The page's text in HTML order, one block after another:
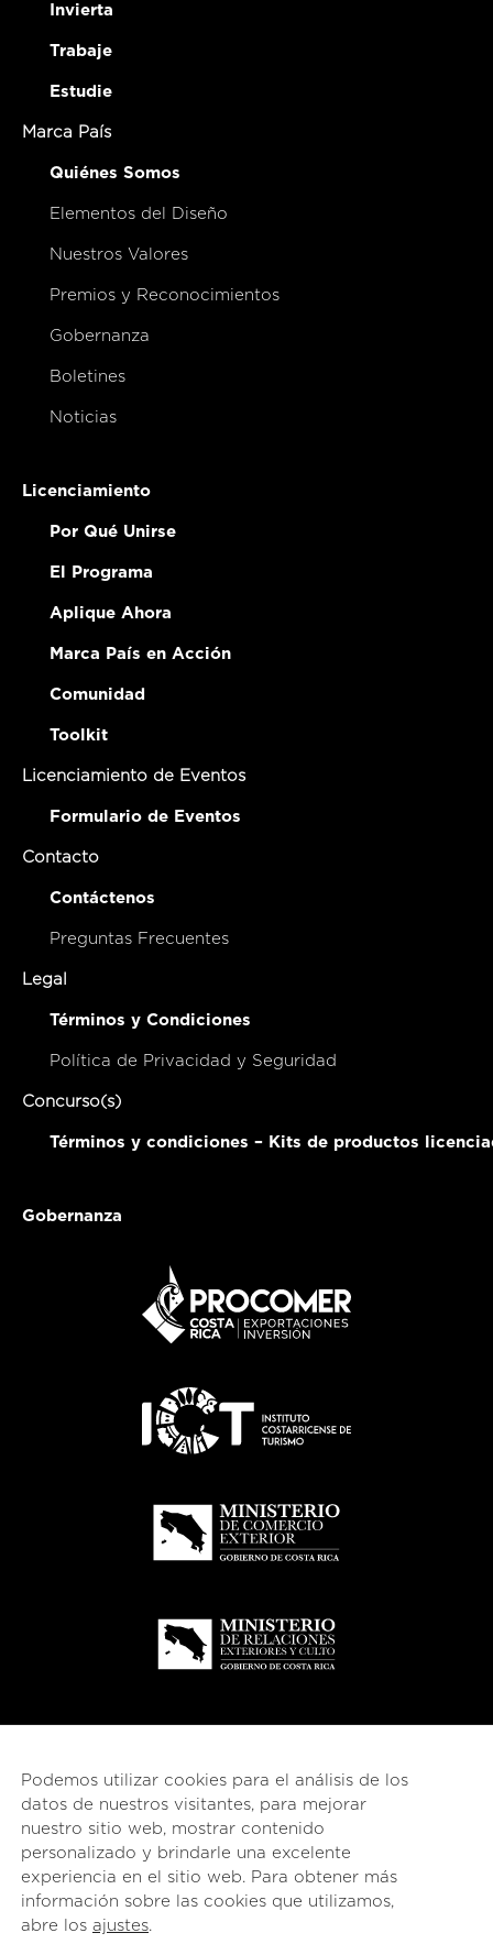
Invierta
Trabaje
Estudie
Marca País
Quiénes Somos
Elementos del Diseño
Nuestros Valores
Premios y Reconocimientos
Gobernanza
Boletines
Noticias
Licenciamiento
Por Qué Unirse
El Programa
Aplique Ahora
Marca País en Acción
Comunidad
Toolkit
Licenciamiento de Eventos
Formulario de Eventos
Contacto
Contáctenos
Preguntas Frecuentes
Legal
Términos y Condiciones
Política de Privacidad y Seguridad
Concurso(s)
Términos y condiciones – Kits de productos
Gobernanza
Podemos utilizar cookies para el análisis de los
datos de nuestros visitantes, para mejorar
nuestro sitio web, mostrar contenido
personalizado y brindarle una excelente
experiencia en el sitio web. Para obtener más
información sobre las cookies que utilizamos,
abre los ajustes.